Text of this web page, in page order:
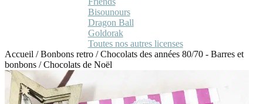
Bisounours
Dragon Ball
Goldorak
Toutes nos autres licenses
Accueil /Bonbons retro /Chocolats des années 80/70 - Barres et
bonbons /Chocolats de Noël